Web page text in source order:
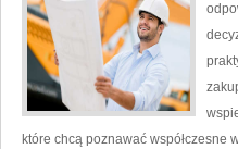
które chcą poznawać